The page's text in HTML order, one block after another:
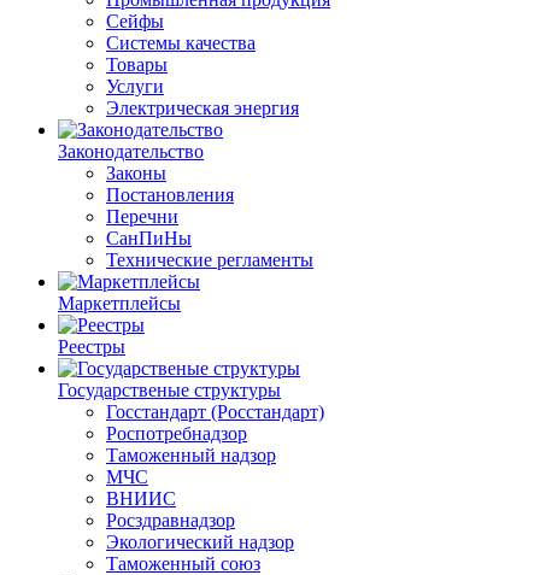
Сейфы
Системы качества
Товары
Услуги
Электрическая энергия
Законодательство
Законы
Постановления
Перечни
СанПиНы
Технические регламенты
Маркетплейсы
Реестры
Государственые структуры
Госстандарт (Росстандарт)
Роспотребнадзор
Таможенный надзор
МЧС
ВНИИС
Росздравнадзор
Экологический надзор
Таможенный союз